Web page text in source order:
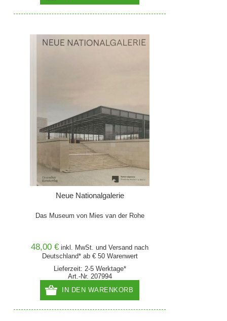
Neue Nationalgalerie
Das Museum von Mies van der Rohe
48,00 € inkl. MwSt. undVersand nach
Deutschland* ab € 50 Warenwert
Lieferzeit: 2-5 Werktage*
Art.-Nr. 207994
IN DEN WARENKORB